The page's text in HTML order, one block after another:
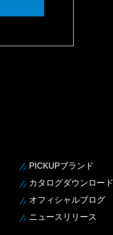
PICKUPブランド
カタログダウンロード
オフィシャルブログ
ニュースリリース